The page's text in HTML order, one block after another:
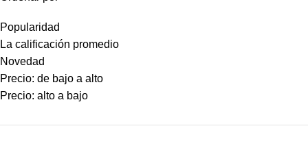
Popularidad
La calificación promedio
Novedad
Precio: de bajo a alto
Precio: alto a bajo